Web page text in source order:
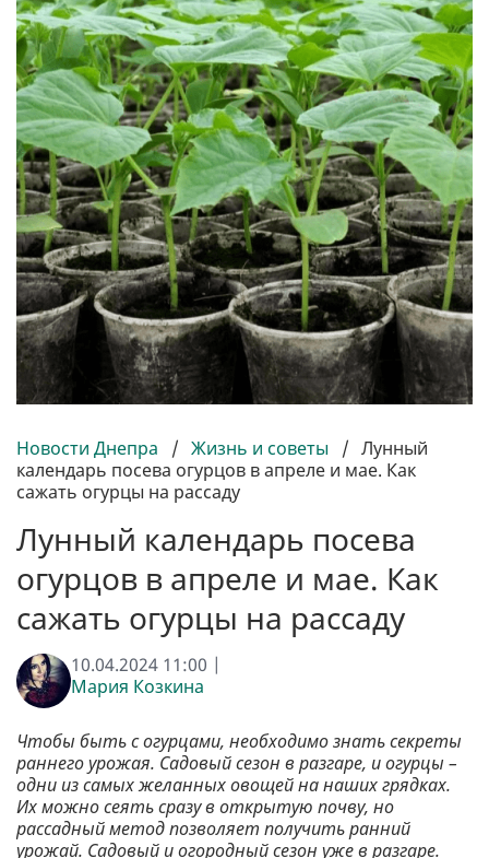
Новости Днепра / Жизнь и советы / Лунный
календарь посева огурцов в апреле и мае. Как
сажать огурцы на рассаду
Лунный календарь посева
огурцов в апреле и мае. Как
сажать огурцы на рассаду
10.04.2024 11:00 |
Мария Козкина
Чтобы быть с огурцами, необходимо знать секреты
раннего урожая. Садовый сезон в разгаре, и огурцы –
одни из самых желанных овощей на наших грядках.
Их можно сеять сразу в открытую почву, но
рассадный метод позволяет получить ранний
урожай. Садовый и огородный сезон уже в разгаре.